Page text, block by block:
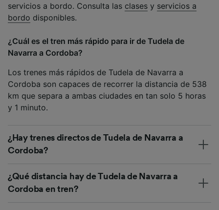
servicios a bordo. Consulta las clases y servicios a
bordo disponibles.
¿Cuál es el tren más rápido para ir de Tudela de
Navarra a Cordoba?
Los trenes más rápidos de Tudela de Navarra a
Cordoba son capaces de recorrer la distancia de 538
km que separa a ambas ciudades en tan solo 5 horas
y 1 minuto.
¿Hay trenes directos de Tudela de Navarra a
Cordoba?
¿Qué distancia hay de Tudela de Navarra a
Cordoba en tren?